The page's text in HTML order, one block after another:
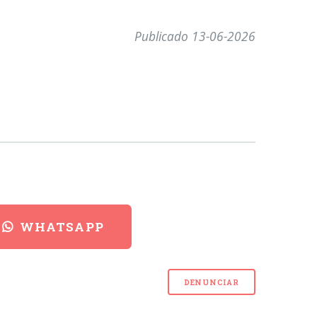
Publicado 13-06-2026
WHATSAPP
DENUNCIAR